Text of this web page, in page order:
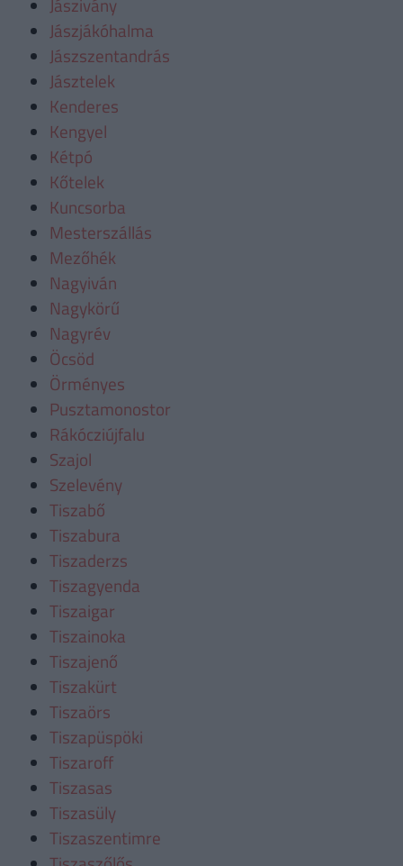
Jászjákóhalma
Jászszentandrás
Jásztelek
Kenderes
Kengyel
Kétpó
Kőtelek
Kuncsorba
Mesterszállás
Mezőhék
Nagyiván
Nagykörű
Nagyrév
Öcsöd
Örményes
Pusztamonostor
Rákócziújfalu
Szajol
Szelevény
Tiszabő
Tiszabura
Tiszaderzs
Tiszagyenda
Tiszaigar
Tiszainoka
Tiszajenő
Tiszakürt
Tiszaörs
Tiszapüspöki
Tiszaroff
Tiszasas
Tiszasüly
Tiszaszentimre